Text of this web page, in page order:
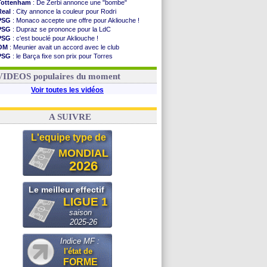
: De Zerbi annonce une "bombe"
: City annonce la couleur pour Rodri
: Monaco accepte une offre pour Akliouche !
: Dupraz se prononce pour la LdC
: c'est bouclé pour Akliouche !
: Meunier avait un accord avec le club
: le Barça fixe son prix pour Torres
: Torres souhaite rejoindre le PSG !
populaires du moment
Voir toutes les vidéos
A SUIVRE
L'equipe type de
MONDIAL
2026
Le meilleur effectif
LIGUE 1
saison
2025-26
Indice MF :
l'état de
FORME